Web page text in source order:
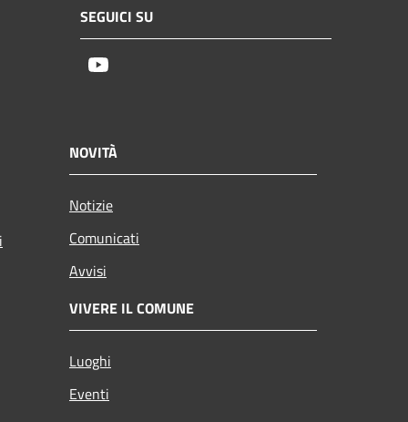
SEGUICI SU
NOVITÀ
Notizie
Comunicati
Avvisi
VIVERE IL COMUNE
Luoghi
Eventi